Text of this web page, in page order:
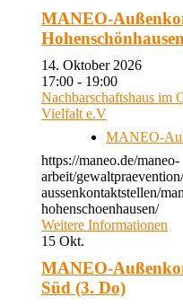
MANEO-
Hohenschönhausen
14. Oktober 2026
17:00 - 19:00
Nachbarschaftshaus im
Vielfalt e.V
MANEO-
https://maneo.de/maneo-
arbeit/
aussenkontaktstellen/
hohenschoenhausen/
Weitere Informationen
15 Okt.
MANEO-
Süd (3. Do)